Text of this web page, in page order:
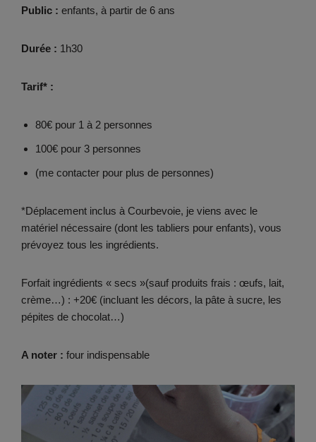
Public : enfants, à partir de 6 ans
Durée : 1h30
Tarif* :
80€ pour 1 à 2 personnes
100€ pour 3 personnes
(me contacter pour plus de personnes)
*Déplacement inclus à Courbevoie, je viens avec le
matériel nécessaire (dont les tabliers pour enfants), vous
prévoyez tous les ingrédients.
Forfait ingrédients « secs »(sauf produits frais : œufs, lait,
crème…) : +20€ (incluant les décors, la pâte à sucre, les
pépites de chocolat…)
A noter : four indispensable